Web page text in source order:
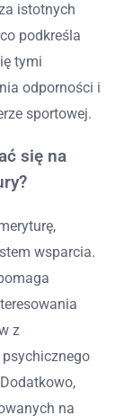
istotnych
podkreśla
tymi
odporności i
sportowej.
się na
wsparcia.
z
na